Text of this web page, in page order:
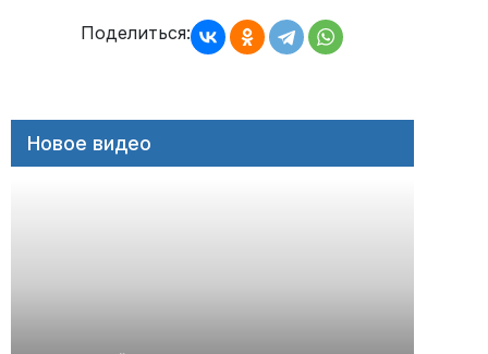
записямПоделиться:
Новое видео